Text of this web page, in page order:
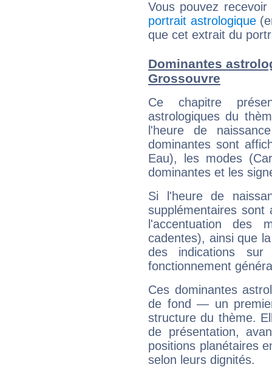
Vous pouvez
portrait astrologique
que cet extrait du
Dominantes
Grossouvre
Ce chapitre
astrologiques du
l'heure de
dominantes sont
Eau), les modes
dominantes et les
Si l'heure de
supplémentaires sont
l'accentuation des
cadentes), ainsi que
des indications sur
fonctionnement
Ces dominantes
de fond — un
structure du thème.
de présentation,
positions planétaires
selon leurs dignités.